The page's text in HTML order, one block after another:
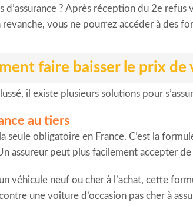
d’assurance ? Après réception du 2e
vous ne pourrez accéder à des
faire baisser le prix de
il existe plusieurs solutions pour
au tiers
la seule obligatoire en France. C’est la
assureur peut plus facilement accepter
véhicule neuf ou cher à l’achat, cette
une voiture d’occasion pas cher à